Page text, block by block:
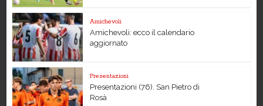
Amichevoli
Amichevoli: ecco il calendario
aggiornato
Presentazioni
Presentazioni (76). San Pietro di
Rosà